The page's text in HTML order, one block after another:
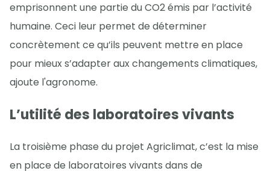
emprisonnent une partie du CO2 émis par l’activité
humaine. Ceci leur permet de déterminer
concrètement ce qu’ils peuvent mettre en place
pour mieux s’adapter aux changements climatiques,
ajoute l'agronome.
L’utilité des laboratoires vivants
La troisième phase du projet Agriclimat, c’est la mise
en place de laboratoires vivants dans de